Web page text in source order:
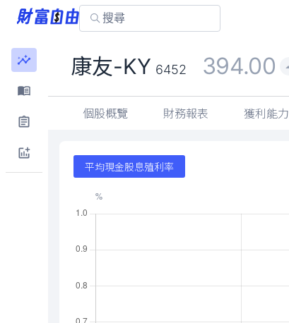
康友-KY 6452 394.00
個股概覽 財務報表 獲利能力
平均現金股息殖利率